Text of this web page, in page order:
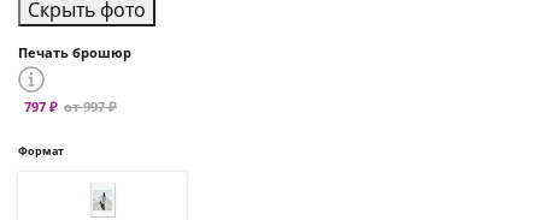
Скрыть фото
Печать брошюр
797 ₽ от 997 ₽
Формат